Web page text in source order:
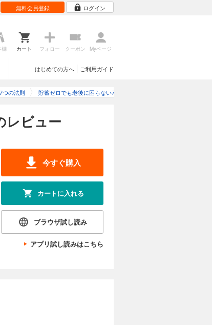
無料会員登録 ログイン
棚 カート フォロー クーポン Myページ
ご利用ガイド
はじめての方へ
つの法則 貯蓄ゼロでも老後に困らない7つの法則のレビュー
レビュー
今すぐ購入
カートに入れる
ブラウザ試し読み
アプリ試し読みはこちら